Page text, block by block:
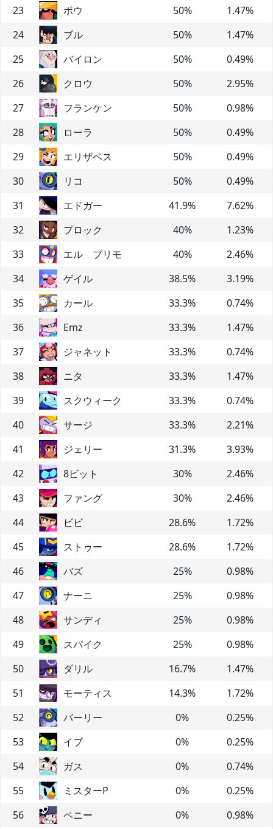
23
ボウ 50% 1.47%
24
ブル 50% 1.47%
25
バイロン 50% 0.49%
26
クロウ 50% 2.95%
27
フランケン 50% 0.98%
28
ローラ 50% 0.49%
29
エリザベス 50% 0.49%
30
リコ 50% 0.49%
31
エドガー 41.9% 7.62%
32
プロック 40% 1.23%
33
エル プリモ 40% 2.46%
34
ゲイル 38.5% 3.19%
35
カール 33.3% 0.74%
36
Emz 33.3% 1.47%
37
ジャネット 33.3% 0.74%
38
ニタ 33.3% 1.47%
39
スクウィーク 33.3% 0.74%
40
サージ 33.3% 2.21%
41
ジェリー 31.3% 3.93%
42
8ビット 30% 2.46%
43
ファング 30% 2.46%
44
ビビ 28.6% 1.72%
45
ストゥー 28.6% 1.72%
46
バズ 25% 0.98%
47
ナーニ 25% 0.98%
48
サンディ 25% 0.98%
49
スパイク 25% 0.98%
50
ダリル 16.7% 1.47%
51
モーティス 14.3% 1.72%
52
バーリー 0% 0.25%
53
イブ 0% 0.25%
54
ガス 0% 0.74%
55
ミスターP 0% 0.25%
56
ペニー 0% 0.98%